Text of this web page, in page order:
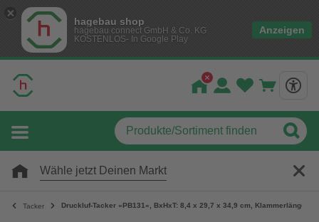
hagebau shop
hagebau connect GmbH & Co. KG
KOSTENLOS- In Google Play
Anzeigen
Wähle jetzt Deinen Markt
Tacker Druckluf-Tacker »PB131«, BxHxT: 8,4 x 29,7 x 34,9 cm, Klammerlänge bis